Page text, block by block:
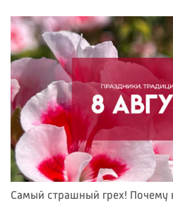
Самый страшный грех! Почему